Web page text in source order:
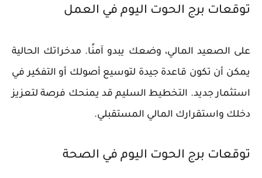
توقعات برج الحوت اليوم في العمل
على الصعيد المالي، وضعك يبدو آمنًا. مدخراتك الحالية
يمكن أن تكون قاعدة جيدة لتوسيع أصولك أو التفكير في
استثمار جديد. التخطيط السليم قد يمنحك فرصة لتعزيز
دخلك واستقرارك المالي المستقبلي.
توقعات برج الحوت اليوم في الصحة